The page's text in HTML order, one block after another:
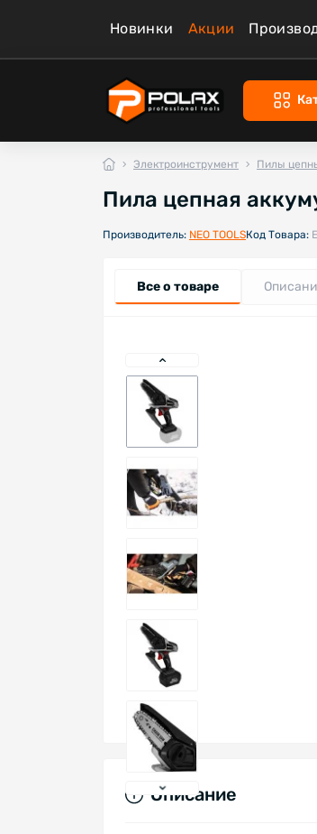
Новинки Акции
Электроинструмент Пилы
Пила цепная
Производитель: NEO TOOLSКод Товара:
Все о товаре
Описание